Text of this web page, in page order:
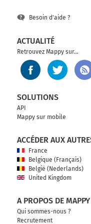
Besoin d'aide ?
ACTUALITÉ
Retrouvez Mappy sur...
SOLUTIONS
API
Mappy sur mobile
ACCÉDER AUX
France
Belgique (Français)
België (Nederlands)
United Kingdom
A PROPOS DE MAPPY
Qui sommes-nous ?
Recrutement